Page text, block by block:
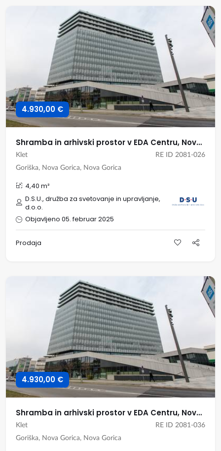
4.930,00 €
Shramba in arhivski prostor v EDA Centru, Nova Gorica
Klet
RE ID 2081-026
Goriška, Nova Gorica, Nova Gorica
4,40 m²
D.S.U., družba za svetovanje in upravljanje,
d.o.o.
Objavljeno 05. februar 2025
Prodaja
4.930,00 €
Shramba in arhivski prostor v EDA Centru, Nova Gorica
Klet
RE ID 2081-036
Goriška, Nova Gorica, Nova Gorica